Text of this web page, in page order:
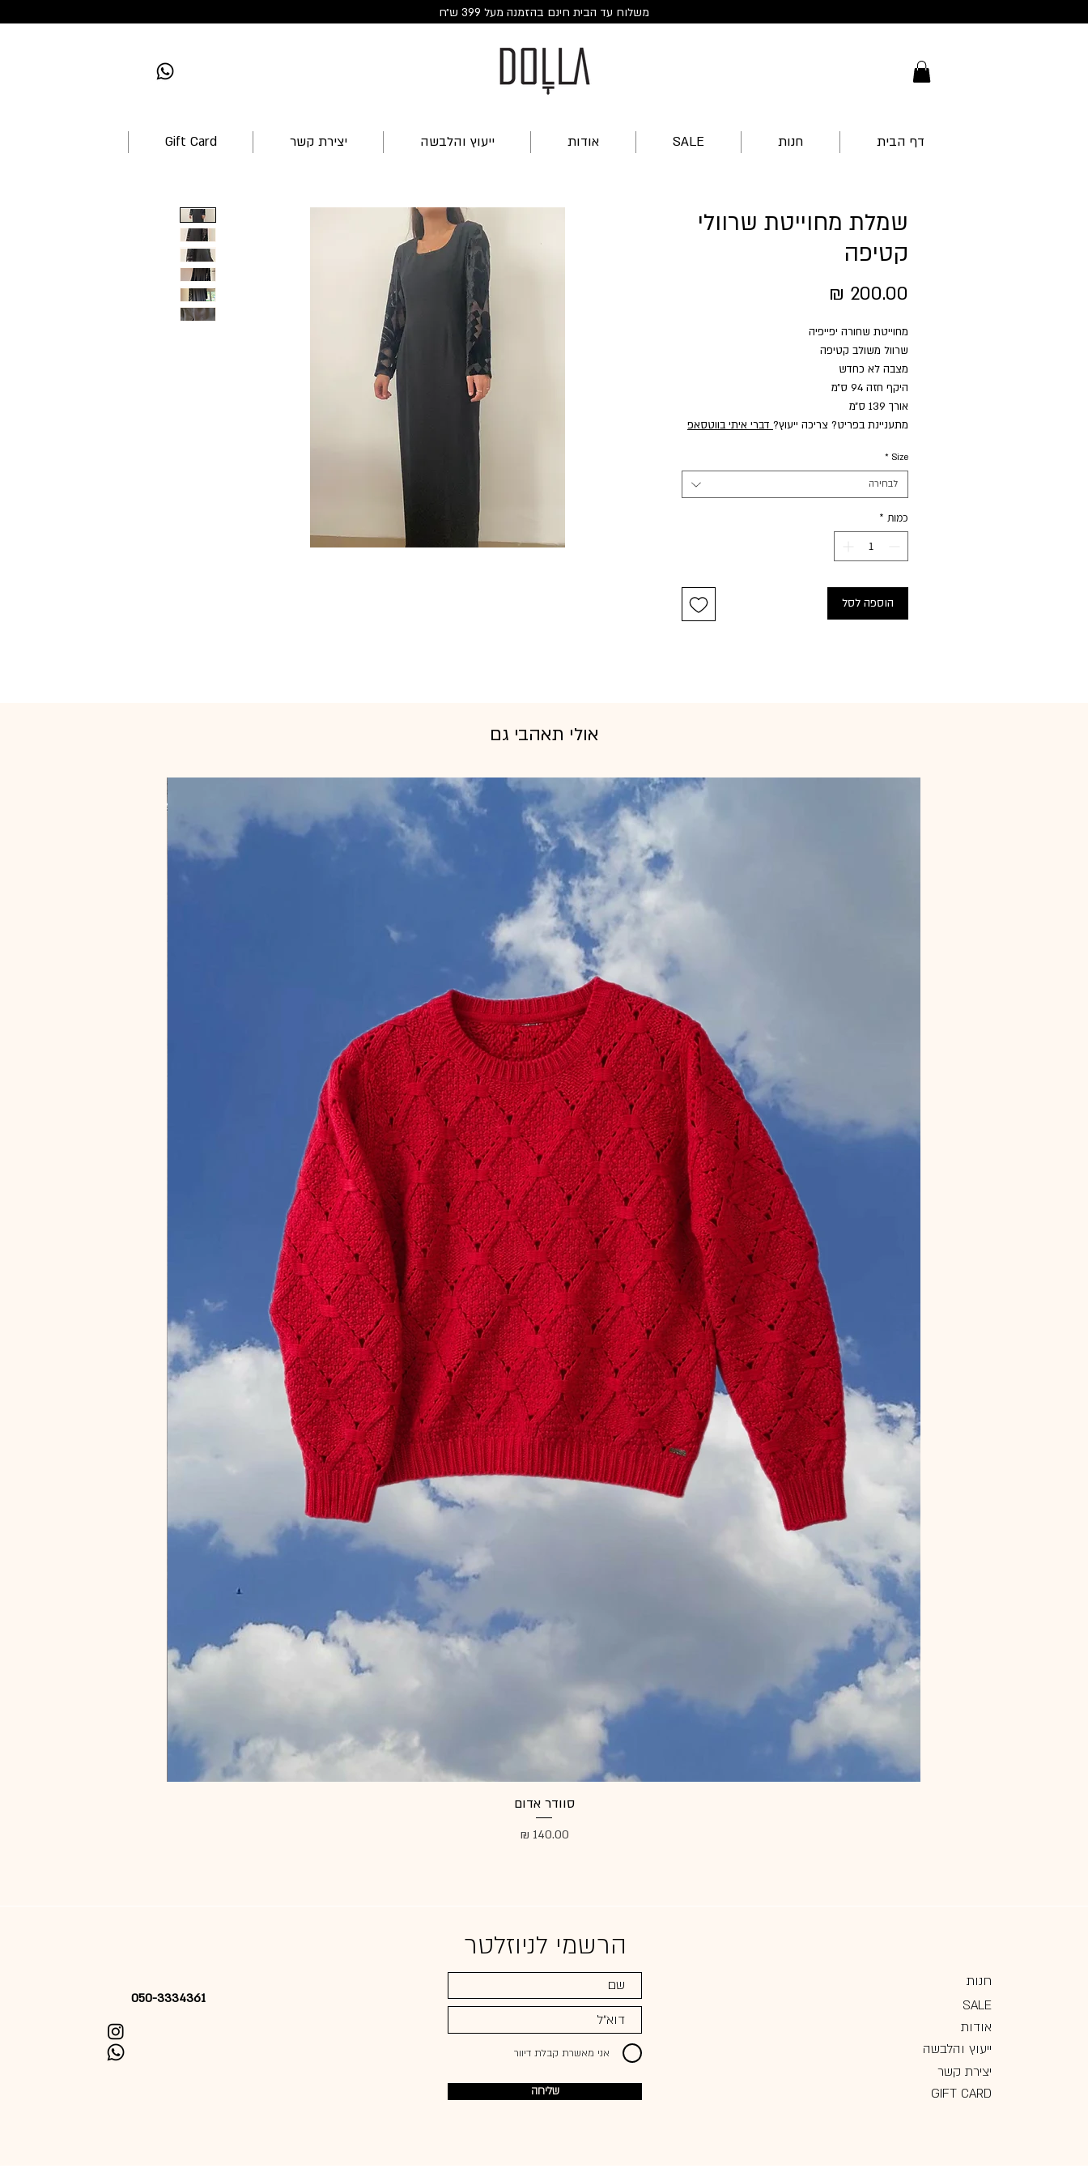
משלוח עד הבית חינם בהזמנה מעל 399 ש״ח
דף הבית חנות SALE אודות ייעוץ והלבשה יצירת קשר Gift Card
שמלת מחוייטת שרוולי
קטיפה
מחוייטת שחורה יפייפיה
שרוול משולב קטיפה
מצבה לא כחדש
היקף חזה 94 ס״מ
אורך 139 ס״מ
מתעניינת בפריט? צריכה ייעוץ? דברי איתי בווטסאפ
Size
*
לבחירה
כמות *
הוספה לסל
אולי תאהבי גם
סוודר אדום
מחיר
050-3334361
הרשמי לניוזלטר
אני מאשרת קבלת דיוור
שליחה
חנות
SALE
אודות
ייעוץ והלבשה
יצירת קשר
GIFT CARD